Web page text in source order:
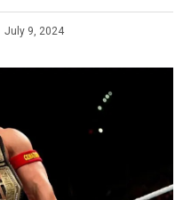
July 9, 2024